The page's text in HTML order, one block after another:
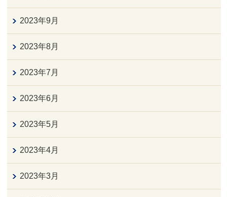
2023年9月
2023年8月
2023年7月
2023年6月
2023年5月
2023年4月
2023年3月